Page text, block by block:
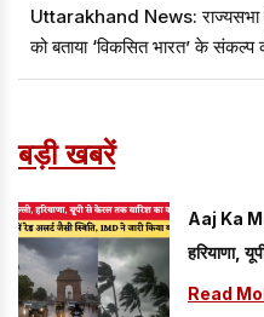
Uttarakhand News: राज्यसभा
को बताया ‘विकसित भारत’ के
बड़ी खबरें
Aaj Ka
हरियाणा,
रेड अलर्ट
Read